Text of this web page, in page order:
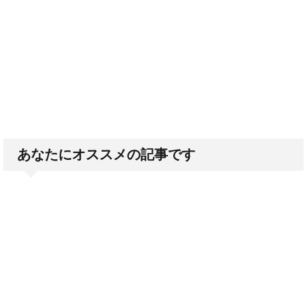
あなたにオススメの記事です